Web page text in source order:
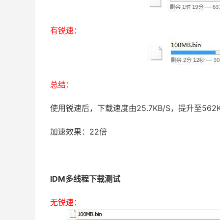
有锐速：
总结：
使用锐速后，下载速度由25.7KB/S，提升至
加速效果：22倍
IDM多线程下载测试
无锐速：